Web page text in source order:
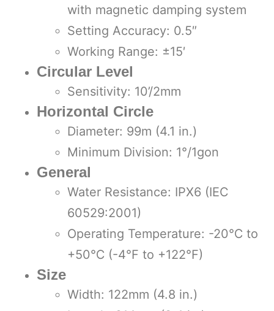
with magnetic damping system
Setting Accuracy: 0.5″
Working Range: ±15′
Circular Level
Sensitivity: 10’/2mm
Horizontal Circle
Diameter: 99m (4.1 in.)
Minimum Division: 1°/1gon
General
Water Resistance: IPX6 (IEC
60529:2001)
Operating Temperature: -20℃ to
+50℃ (-4°F to +122°F)
Size
Width: 122mm (4.8 in.)